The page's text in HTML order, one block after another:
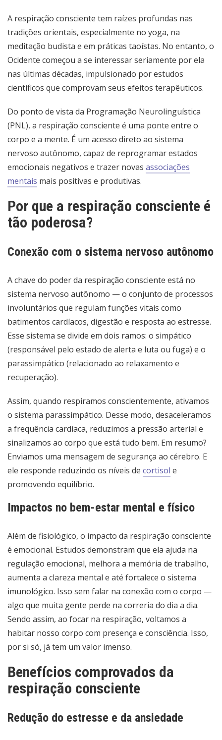
A respiração consciente tem raízes profundas nas
tradições orientais, especialmente no yoga, na
meditação budista e em práticas taoístas. No entanto, o
Ocidente começou a se interessar seriamente por ela
nas últimas décadas, impulsionado por estudos
científicos que comprovam seus efeitos terapêuticos.
Do ponto de vista da Programação Neurolinguística
(PNL), a respiração consciente é uma ponte entre o
corpo e a mente. É um acesso direto ao sistema
nervoso autônomo, capaz de reprogramar estados
emocionais negativos e trazer novas associações
mentais mais positivas e produtivas.
Por que a respiração consciente é
tão poderosa?
Conexão com o sistema nervoso autônomo
A chave do poder da respiração consciente está no
sistema nervoso autônomo — o conjunto de processos
involuntários que regulam funções vitais como
batimentos cardíacos, digestão e resposta ao estresse.
Esse sistema se divide em dois ramos: o simpático
(responsável pelo estado de alerta e luta ou fuga) e o
parassimpático (relacionado ao relaxamento e
recuperação).
Assim, quando respiramos conscientemente, ativamos
o sistema parassimpático. Desse modo, desaceleramos
a frequência cardíaca, reduzimos a pressão arterial e
sinalizamos ao corpo que está tudo bem. Em resumo?
Enviamos uma mensagem de segurança ao cérebro. E
ele responde reduzindo os níveis de cortisol e
promovendo equilíbrio.
Impactos no bem-estar mental e físico
Além de fisiológico, o impacto da respiração consciente
é emocional. Estudos demonstram que ela ajuda na
regulação emocional, melhora a memória de trabalho,
aumenta a clareza mental e até fortalece o sistema
imunológico. Isso sem falar na conexão com o corpo —
algo que muita gente perde na correria do dia a dia.
Sendo assim, ao focar na respiração, voltamos a
habitar nosso corpo com presença e consciência. Isso,
por si só, já tem um valor imenso.
Benefícios comprovados da
respiração consciente
Redução do estresse e da ansiedade